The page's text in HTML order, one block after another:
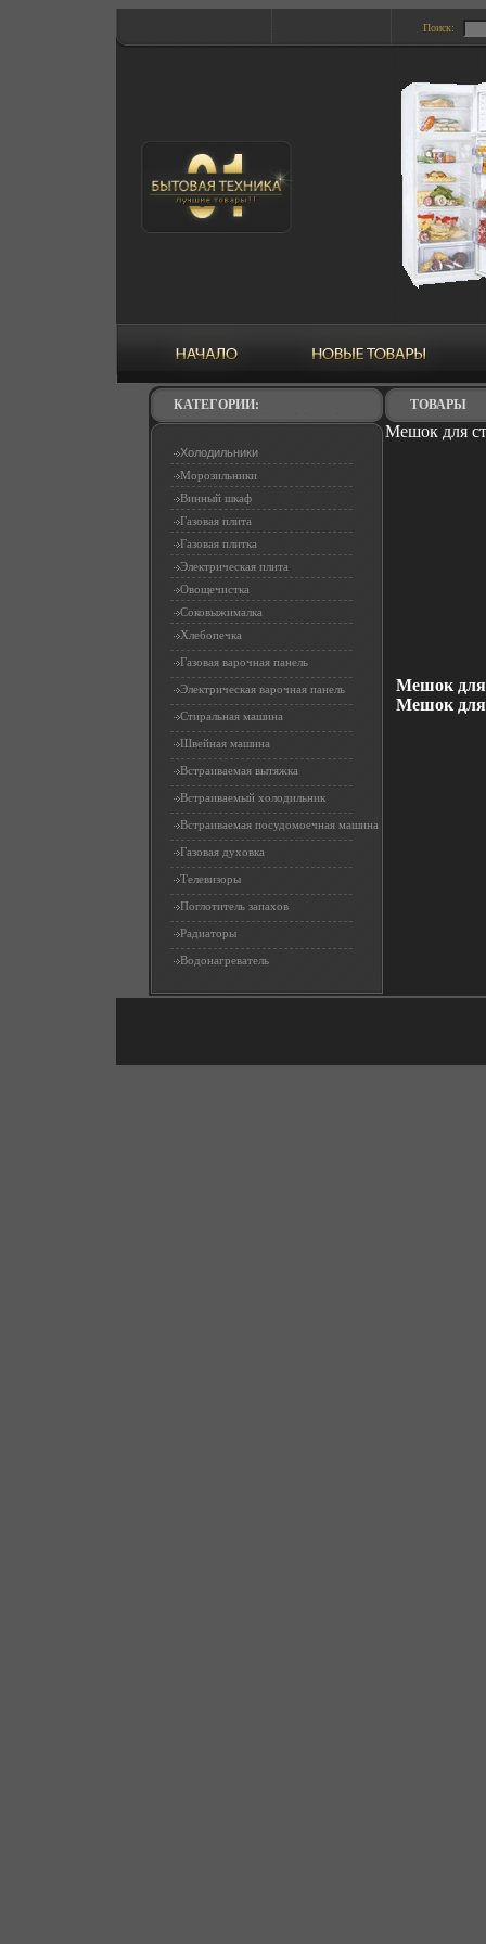
Поиск:
КАТЕГОРИИ:
Холодильники
Морозильники
Винный шкаф
Газовая плита
Газовая плитка
Электрическая плита
Овощечистка
Соковыжималка
Хлебопечка
Газовая варочная панель
Электрическая варочная панель
Стиральная машина
Швейная машина
Встраиваемая вытяжка
Встраиваемый холодильник
Встраиваемая посудомоечная машина
Газовая духовка
Телевизоры
Поглотитель запахов
Радиаторы
Водонагреватель
ТОВАРЫ
Мешок для
Мешок для
Мешок для